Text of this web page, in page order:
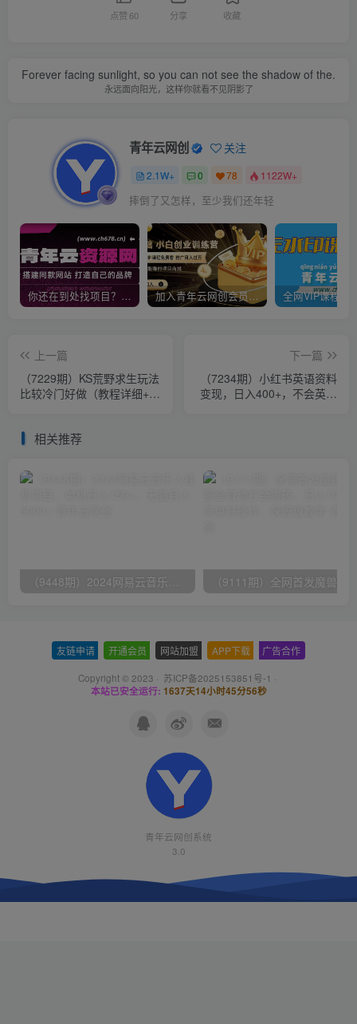
点赞60 分享 收藏
Forever facing sunlight, so you can not see the shadow of the.
永远面向阳光，这样你就看不见阴影了
青年云网创 关注
2.1W+ 0 78 1122W+
摔倒了又怎样，至少我们还年轻
你还在到处找项目？还在当韭菜？我靠卖项目一个月收入5万+，曾经我也是个失败者。 加入青年云网创会员，全站资源免费学习。加入高级合伙人，推广日入1000+
上一篇
（7229期）KS荒野求生玩法
比较冷门好做（教程详细+带
下一篇
（7234期）小红书英语资料
变现，日入400+，不会英语
相关推荐
友链申请 开通会员 网站加盟 APP下载 广告合作
Copyright © 2023 · 苏ICP备2025153851号-1 ·
本站已安全运行: 1637天14小时45分57秒
青年云网创系统
3.0